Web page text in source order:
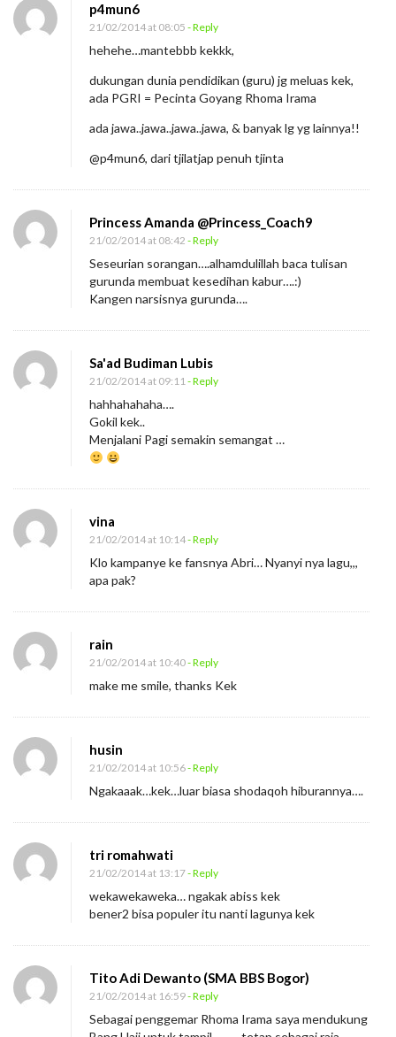
p4mun6
21/02/2014 at 08:05 - Reply
hehehe…mantebbb kekkk,
dukungan dunia pendidikan (guru) jg meluas kek,
ada PGRI = Pecinta Goyang Rhoma Irama
ada jawa..jawa..jawa..jawa, & banyak lg yg lainnya!!
@p4mun6, dari tjilatjap penuh tjinta
Princess Amanda @Princess_Coach9
21/02/2014 at 08:42 - Reply
Seseurian sorangan….alhamdulillah baca tulisan
gurunda membuat kesedihan kabur….:)
Kangen narsisnya gurunda….
Sa'ad Budiman Lubis
21/02/2014 at 09:11- Reply
hahhahahaha….
Gokil kek..
Menjalani Pagi semakin semangat …
vina
21/02/2014 at 10:14- Reply
Klo kampanye ke fansnya Abri… Nyanyi nya lagu,,,
apa pak?
rain
21/02/2014 at 10:40- Reply
make me smile, thanks Kek
husin
21/02/2014 at 10:56- Reply
Ngakaaak…kek…luar biasa shodaqoh hiburannya….
tri romahwati
21/02/2014 at 13:17- Reply
wekawekaweka… ngakak abiss kek
bener2 bisa populer itu nanti lagunya kek
Tito Adi Dewanto (SMA BBS Bogor)
21/02/2014 at 16:59- Reply
Sebagai penggemar Rhoma Irama saya mendukung